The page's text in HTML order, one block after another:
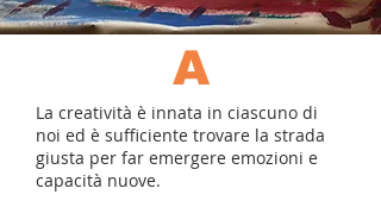
A
La creatività è innata in ciascuno di
noi ed è sufficiente trovare la strada
giusta per far emergere emozioni e
capacità nuove.